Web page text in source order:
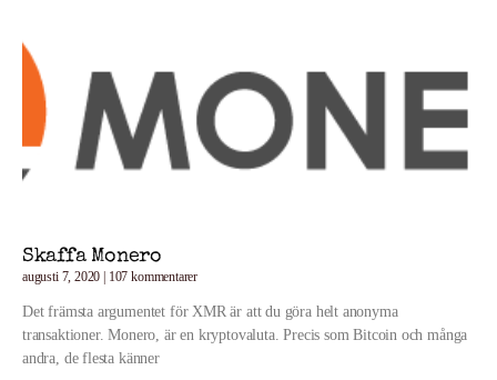
Skaffa Monero
augusti 7, 2020 107 kommentarer
Det främsta argumentet för XMR är att du göra helt anonyma
transaktioner. Monero, är en kryptovaluta. Precis som Bitcoin och många
andra, de flesta känner